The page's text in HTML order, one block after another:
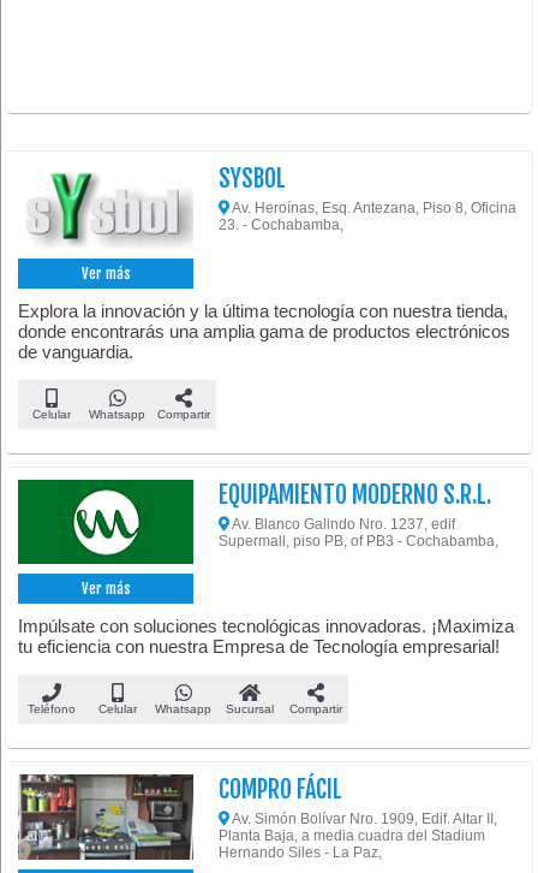
Ver más
SYSBOL
Av. Heroínas, Esq. Antezana, Piso 8, Oficina
23. - Cochabamba,
Explora la innovación y la última tecnología con nuestra tienda,
donde encontrarás una amplia gama de productos electrónicos
de vanguardia.
Celular Whatsapp Compartir
Ver más
EQUIPAMIENTO MODERNO S.R.L.
Av. Blanco Galindo Nro. 1237, edif
Supermall, piso PB, of PB3 - Cochabamba,
Impúlsate con soluciones tecnológicas innovadoras. ¡Maximiza
tu eficiencia con nuestra Empresa de Tecnología empresarial!
Teléfono Celular Whatsapp Sucursal Compartir
COMPRO FÁCIL
Av. Simón Bolívar Nro. 1909, Edif. Altar II,
Planta Baja, a media cuadra del Stadium
Hernando Siles - La Paz,